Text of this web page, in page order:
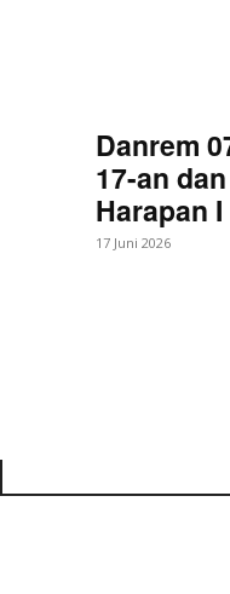
Danrem
17-an
Harapan
17 Juni 2026